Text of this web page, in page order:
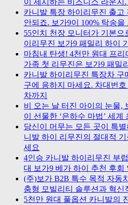
이 제시하는 비즈니스 라운지
카니발 특장 하이리무진 출고
안되죠. 보가9이 100% 탁송
55인치 천장 모니터가 기본으
이리무진 보가9 패밀리 하이
마침내 탄생! 4천만 원대 프리
가족 첫 리무진은 보가9 패밀
카니발 하이리무진 특장차 구
구에 응하지 마세요. 차대번
차까지
비 오는 날 터진 아이의 눈물,
이 선물한 ‘은하수 마법’ 세계
당신이 머무는 모든 곳이 특
니발 하이 리무진의 절대적
세요
4인승 카니발 하이리무진 부
대 보가9 베가 하이 추천 후회
(주)보가 B2B 특수 목적 자동
춤형 모빌리티 솔루션과 혁신
5천만 원대 풀옵션 카니발의